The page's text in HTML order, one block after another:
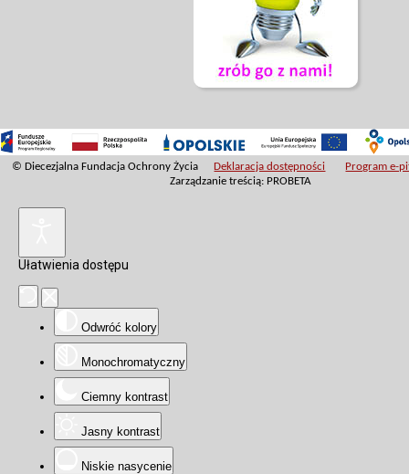
© Diecezjalna Fundacja Ochrony Życia Deklaracja dostępności
Program e-
Zarządzanie treścią: PROBETA
Ułatwienia dostępu
Odwróć kolory
Monochromatyczny
Ciemny kontrast
Jasny kontrast
Niskie nasycenie